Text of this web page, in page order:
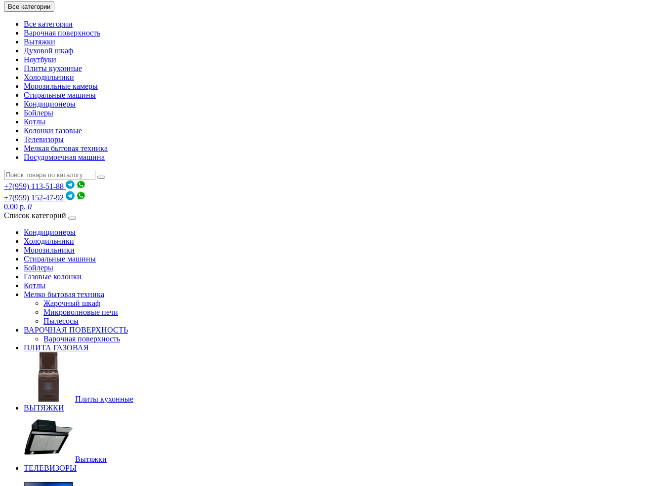
Все категории
Все категории
Варочная поверхность
Вытяжки
Духовой шкаф
Ноутбуки
Плиты кухонные
Холодильники
Морозильные камеры
Стиральные машины
Кондиционеры
Бойлеры
Котлы
Колонки газовые
Телевизоры
Мелкая бытовая техника
Посудомоечная машина
+7(959) 113-51-88
+7(959) 152-47-92
0.00 р. 0
Список категорий
Кондиционеры
Холодильники
Морозильники
Стиральные машины
Бойлеры
Газовые колонки
Котлы
Мелко бытовая техника
Жарочный шкаф
Микроволновые печи
Пылесосы
ВАРОЧНАЯ ПОВЕРХНОСТЬ
Варочная поверхность
ПЛИТА ГАЗОВАЯ
Плиты кухонные
ВЫТЯЖКИ
Вытяжки
ТЕЛЕВИЗОРЫ